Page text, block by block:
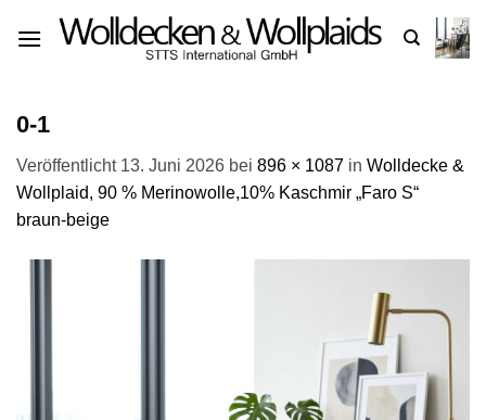
Inhalt
0-1
Veröffentlicht 13. Juni 2026 bei 896 × 1087 in Wolldecke &
Wollplaid, 90 % Merinowolle,10% Kaschmir „Faro S“
braun-beige